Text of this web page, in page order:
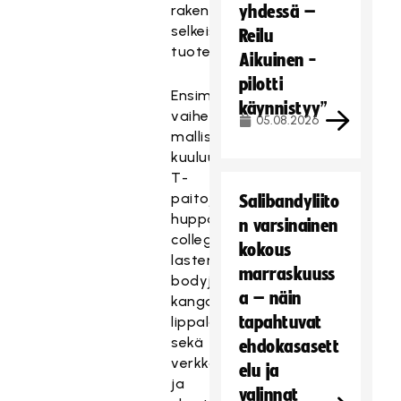
rakentuu
selkeistä
tuoteperheistä.
Ensimmäisessä
vaiheessa
mallistoon
kuuluu
T-
paitoja,
huppareita,
collegepaitoja,
lasten
bodyja,
kangaskasseja,
lippalakkeja
sekä
verkkareita
ja
yhdessä –
Reilu
Aikuinen -
pilotti
käynnistyy”
05.08.2026
Salibandyliito
n varsinainen
kokous
marraskuuss
a – näin
tapahtuvat
ehdokasasett
elu ja
valinnat